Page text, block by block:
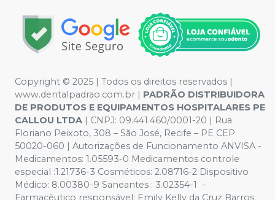
Copyright © 2025 | Todos os direitos reservados |
www.dentalpadrao.com.br | PADRÃO DISTRIBUIDORA
DE PRODUTOS E EQUIPAMENTOS HOSPITALARES PE
CALLOU LTDA | CNPJ: 09.441.460/0001-20 | Rua
Floriano Peixoto, 308 – São José, Recife – PE CEP
50020-060 | Autorizações de Funcionamento ANVISA -
Medicamentos: 1.05593-0 Medicamentos controle
especial :1.21736-3 Cosméticos: 2.08716-2 Dispositivo
Médico: 8.00380-9 Saneantes : 3.02354-1 -
Farmacêutico responsável: Emily Kelly da Cruz Barros.